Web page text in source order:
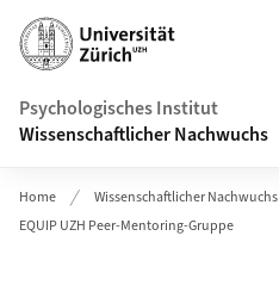
Header
Psychologisches Institut
Wissenschaftlicher Nachwuchs
Home Wissenschaftlicher Nachwuchs
EQUIP UZH Peer‑Mentoring‑Gruppe